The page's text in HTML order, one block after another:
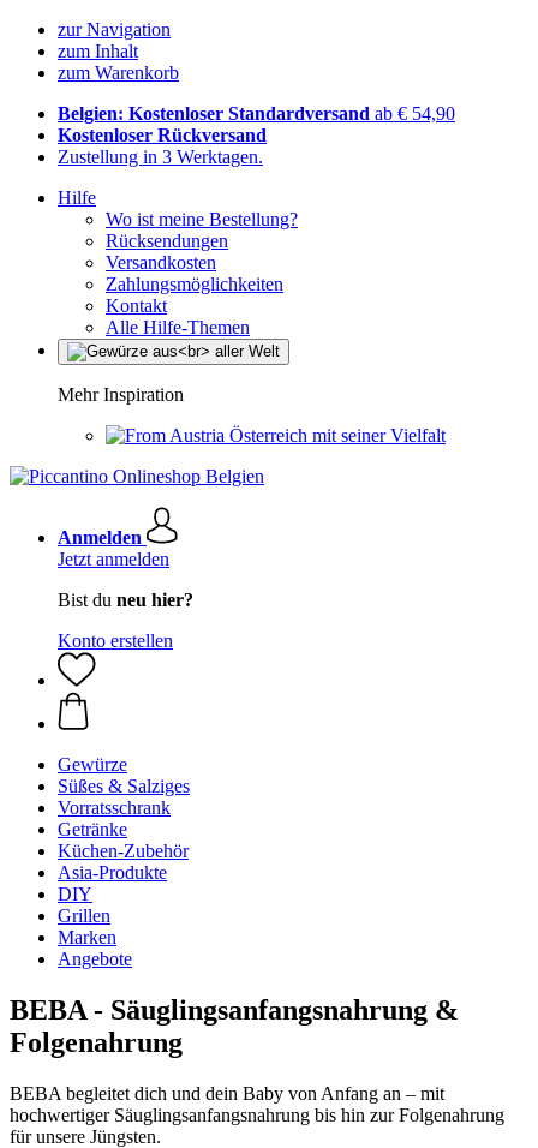
zur Navigation
zum Inhalt
zum Warenkorb
Belgien: Kostenloser Standardversand ab € 54,90
Kostenloser Rückversand
Zustellung in 3 Werktagen.
Hilfe
Wo ist meine Bestellung?
Rücksendungen
Versandkosten
Zahlungsmöglichkeiten
Kontakt
Alle Hilfe-Themen
Mehr Inspiration
Österreich mit seiner Vielfalt
Anmelden
Jetzt anmelden
Bist du neu hier?
Konto erstellen
Gewürze
Süßes & Salziges
Vorratsschrank
Getränke
Küchen-Zubehör
Asia-Produkte
DIY
Grillen
Marken
Angebote
BEBA - Säuglingsanfangsnahrung &
Folgenahrung
BEBA begleitet dich und dein Baby von Anfang an – mit
hochwertiger Säuglingsanfangsnahrung bis hin zur Folgenahrung
für unsere Jüngsten.